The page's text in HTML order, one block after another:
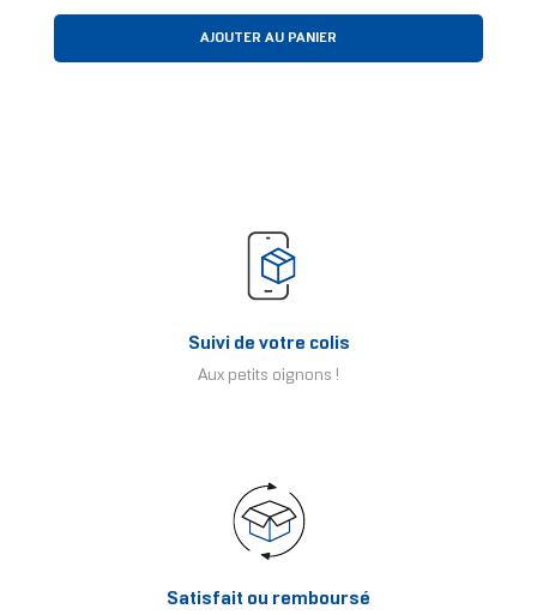
AJOUTER AU PANIER
Suivi de votre colis
Aux petits oignons !
Satisfait ou remboursé